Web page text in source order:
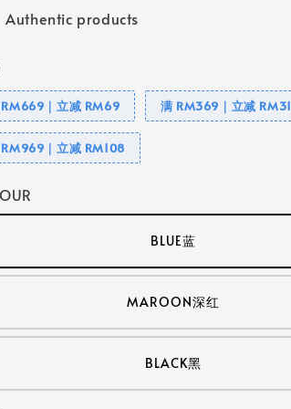
Authentic products
｜立减 RM69 满 RM369｜立减 RM31
｜立减 RM108
BLUE蓝
MAROON深红
BLACK黑